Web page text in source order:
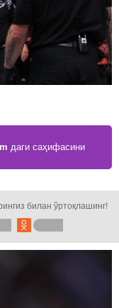
даги саҳифасини
билан ўртоқлашинг!